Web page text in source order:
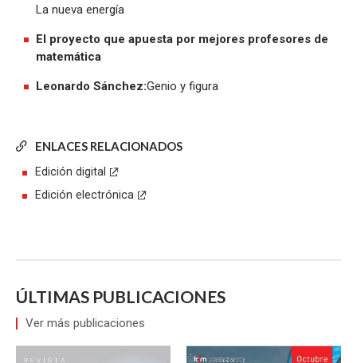
ENLACES RELACIONADOS
Edición digital
Edición electrónica
La nueva energía
El proyecto que apuesta por mejores profesores de
matemática
Leonardo Sánchez:Genio y figura
ÚLTIMAS PUBLICACIONES
Ver más publicaciones